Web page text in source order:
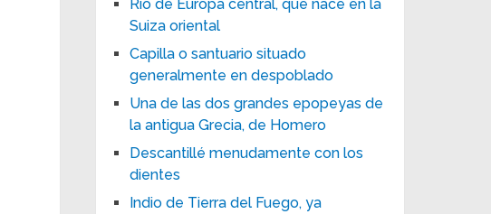
Río de Europa central, que nace en la
Suiza oriental
Capilla o santuario situado
generalmente en despoblado
Una de las dos grandes epopeyas de
la antigua Grecia, de Homero
Descantillé menudamente con los
dientes
Indio de Tierra del Fuego, ya